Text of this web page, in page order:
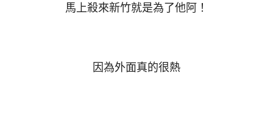
馬上殺來新竹就是為了他阿！
因為外面真的很熱